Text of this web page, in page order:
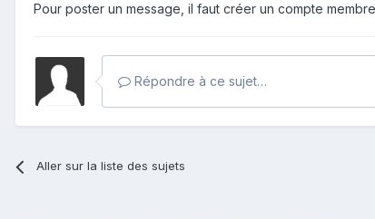
Pour poster un message, il faut créer un compte
Répondre à ce sujet…
Aller sur la liste des sujets